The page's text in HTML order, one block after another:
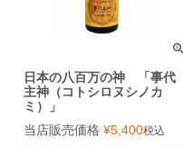
日本の八百万の神 「事代
主神（コトシロヌシノカ
ミ）」
当店販売価格 ¥5,400税込